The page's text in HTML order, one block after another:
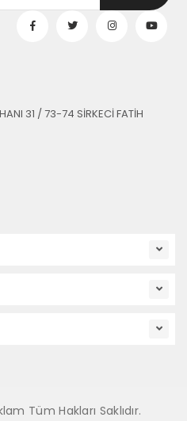
31 / 73-74 SİRKECİ FATİH
Tüm Hakları Saklıdır.